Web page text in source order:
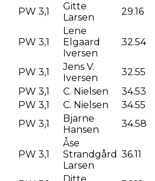
PW 3,1
Gitte
Larsen
29.16
PW 3,1
Lene
Elgaard
Iversen
32.54
PW 3,1
Jens V.
Iversen
32.55
PW 3,1
C. Nielsen 34.53
PW 3,1
C. Nielsen 34.55
PW 3,1
Bjarne
Hansen
34.58
PW 3,1
Åse
Strandgård
Larsen
36.11